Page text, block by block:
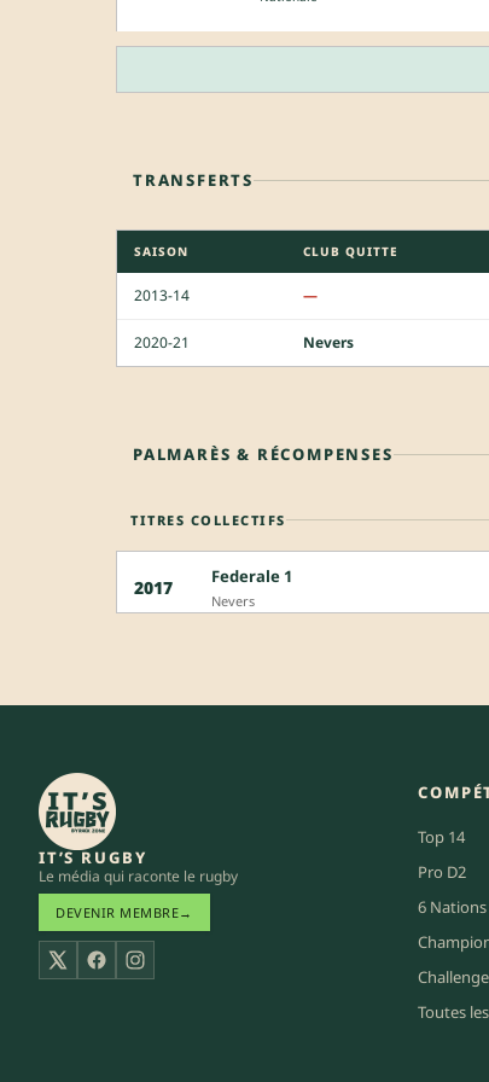
TRANSFERTS
SAISON CLUB QUITTE
2013-14 —
2020-21 Nevers
PALMARÈS & RÉCOMPENSES
TITRES COLLECTIFS
2017 Federale 1
Nevers
IT’S RUGBY
Le média qui raconte le rugby
DEVENIR MEMBRE→
X FacebookInstagram
Top 14
Pro D2
6 Nations
Toutes